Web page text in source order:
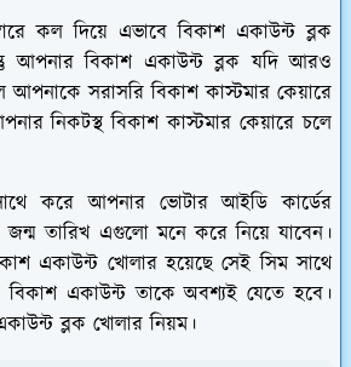
কল দিয়ে এভাবে বিকাশ একাউন্ট ব্লক
আপনার বিকাশ একাউন্ট ব্লক যদি আরও
আপনাকে সরাসরি বিকাশ কাস্টমার কেয়ারে
নিকটস্থ বিকাশ কাস্টমার কেয়ারে চলে
করে আপনার ভোটার আইডি কার্ডের
তারিখ এগুলো মনে করে নিয়ে যাবেন।
একাউন্ট খোলার হয়েছে সেই সিম সাথে
একাউন্ট তাকে অবশ্যই যেতে হবে।
ব্লক খোলার নিয়ম।